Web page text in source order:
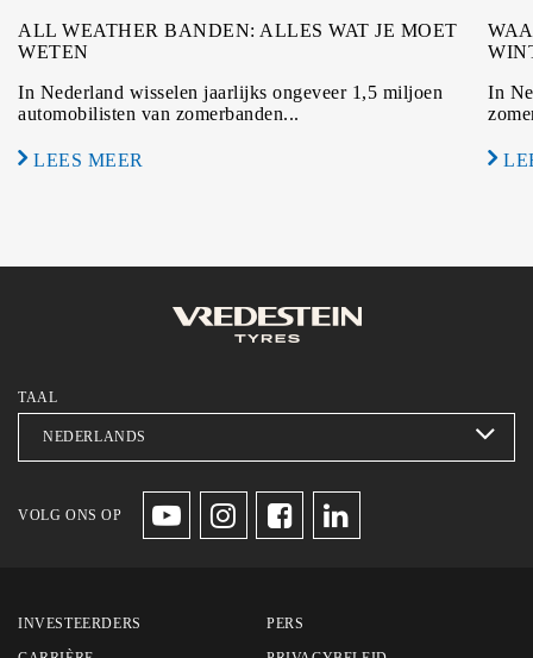
ALL WEATHER BANDEN: ALLES WAT JE MOET
WETEN
In Nederland wisselen jaarlijks ongeveer 1,5 miljoen
automobilisten van zomerbanden...
LEES MEER
In
TAAL
VOLG ONS OP
INVESTEERDERS PERS